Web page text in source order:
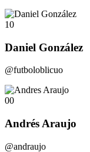
10
Daniel González
@futboloblicuo
00
Andrés Araujo
@andraujo